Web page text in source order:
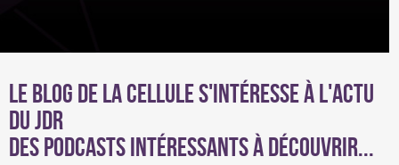
Le blog de la Cellule s'intéresse à l'actu
du jdr
Des podcasts intéressants à découvrir...